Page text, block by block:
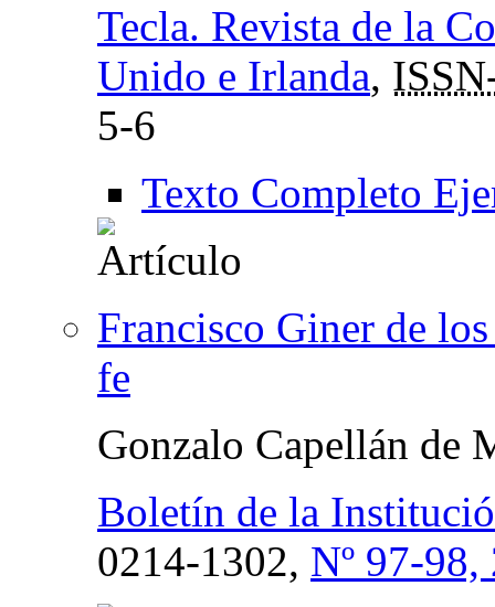
Tecla. Revista de la
Unido e Irlanda,
5-6
Texto Completo
Francisco Giner de
fe
Gonzalo Capellán de
Boletín de la
0214-1302, Nº 97-98,